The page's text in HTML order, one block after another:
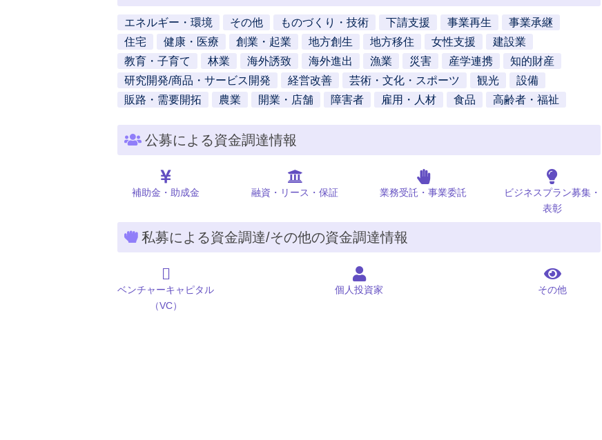
エネルギー・環境 その他 ものづくり・技術 下請支援 事業再生
事業承継
住宅
健康・医療 創業・起業 地方創生 地方移住 女性支援
建設業
教育・子育て
林業 海外誘致 海外進出 漁業 災害 産学連携
知的財産
研究開発/商品・サービス開発
経営改善 芸術・文化・スポーツ 観光
設備
販路・需要開拓
農業 開業・店舗 障害者 雇用・人材 食品 高齢者・福祉
公募による資金調達情報
補助金・助成金 融資・リース・保証 業務受託・事業委託
ビジネスプラン募集・
表彰
私募による資金調達/その他の資金調達情報
ベンチャーキャピタル
（VC）
個人投資家 その他